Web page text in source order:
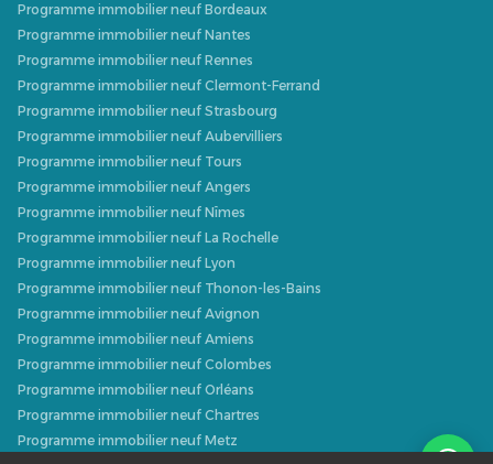
Programme immobilier neuf Bordeaux
Programme immobilier neuf Nantes
Programme immobilier neuf Rennes
Programme immobilier neuf Clermont-Ferrand
Programme immobilier neuf Strasbourg
Programme immobilier neuf Aubervilliers
Programme immobilier neuf Tours
Programme immobilier neuf Angers
Programme immobilier neuf Nîmes
Programme immobilier neuf La Rochelle
Programme immobilier neuf Lyon
Programme immobilier neuf Thonon-les-Bains
Programme immobilier neuf Avignon
Programme immobilier neuf Amiens
Programme immobilier neuf Colombes
Programme immobilier neuf Orléans
Programme immobilier neuf Chartres
Programme immobilier neuf Metz